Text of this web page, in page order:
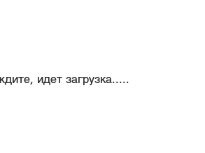
идет загрузка.....